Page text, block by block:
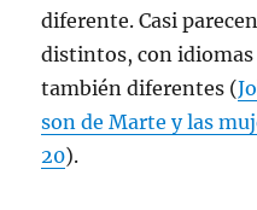
diferente. Casi
distintos, con
también diferentes (
son de Marte y las
20).